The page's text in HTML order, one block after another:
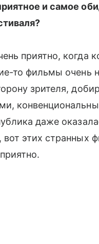
и самое
приятно, когда
то фильмы очень
зрителя,
даже
этих странных